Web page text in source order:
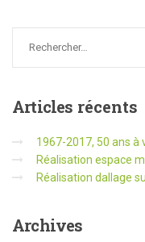
Articles récents
1967-2017, 50 ans à
Réalisation espace
Réalisation dallage
Archives